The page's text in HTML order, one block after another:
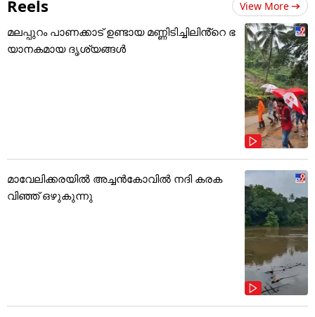
Reels View More
മലപ്പുറം പാണക്കാട് ഉണ്ടായ മണ്ണിടിച്ചിലിൻ്റെ ഭ
യാനകമായ ദൃശ്യങ്ങൾ
മാവേലിക്കരയിൽ അച്ചൻകോവിൽ നദി കരക
വിഞ്ഞ് ഒഴുകുന്നു